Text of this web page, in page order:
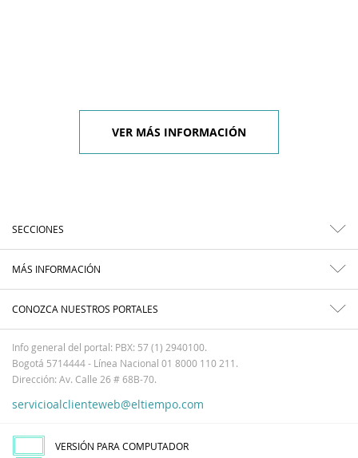
VER MÁS INFORMACIÓN
SECCIONES
MÁS INFORMACIÓN
CONOZCA NUESTROS PORTALES
Info general del portal: PBX: 57 (1) 2940100.
Bogotá 5714444 - Línea Nacional 01 8000 110 211.
Dirección: Av. Calle 26 # 68B-70.
servicioalclienteweb@eltiempo.com
VERSIÓN PARA COMPUTADOR